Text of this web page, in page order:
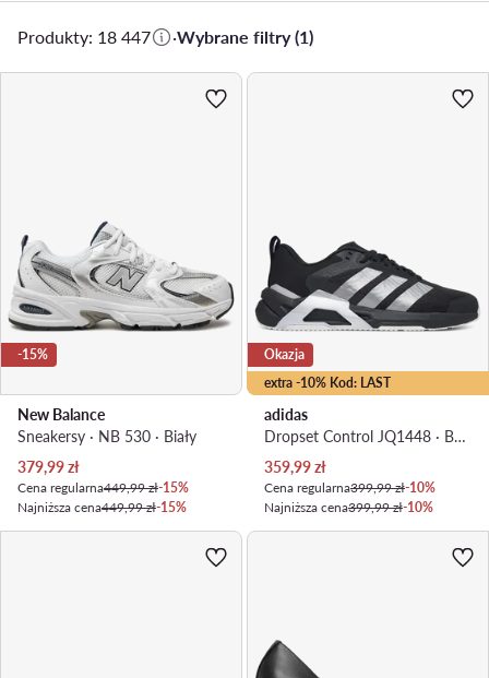
Produkty: 18 447 ·Wybrane filtry (1)
-15%
New Balance
Sneakersy · NB 530 · Biały
Aktualna cena
379,99zł
Cena regularna449,99 zł-15%
Najniższa cena449,99 zł-15%
extra -10% Kod: LAST
Okazja
adidas
Dropset Control JQ1448 · Buty na siłownię
Aktualna cena
359,99zł
Cena regularna399,99 zł-10%
Najniższa cena399,99 zł-10%